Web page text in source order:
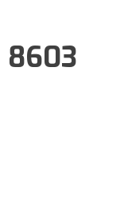
8603